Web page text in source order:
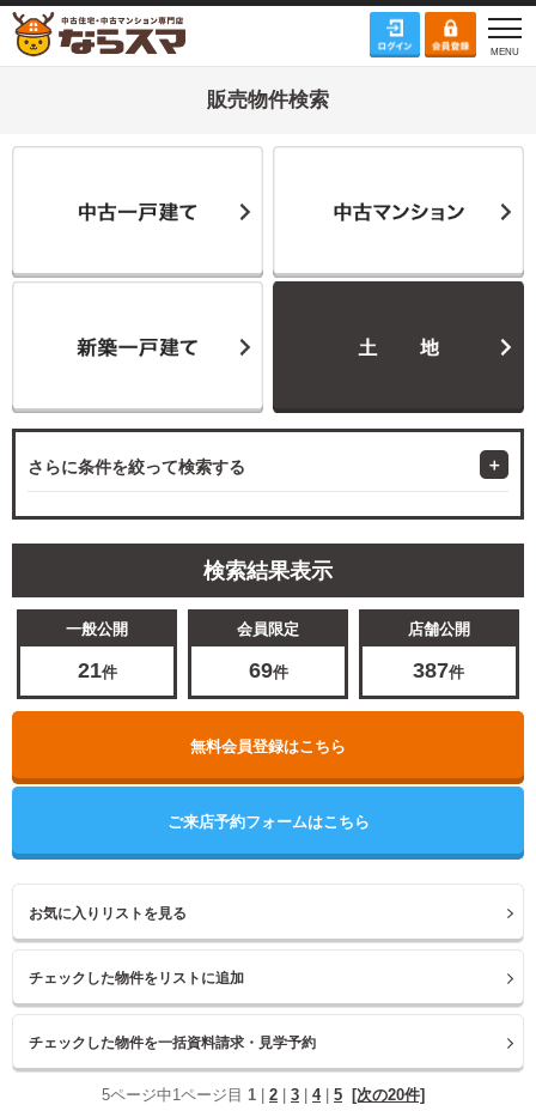
販売物件検索
さらに条件を絞って検索する
検索結果表示
一般公開
21件
会員限定
69件
店舗公開
387件
無料会員登録はこちら
ご来店予約フォームはこちら
お気に入りリストを見る
5ページ中1ページ目 1 | 2 | 3 | 4| 5 [次の20件]